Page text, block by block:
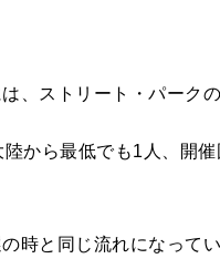
、ストリート・パーク
から最低でも1人、開
時と同じ流れになって